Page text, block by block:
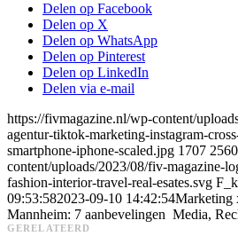
Delen op Facebook
Delen op X
Delen op WhatsApp
Delen op Pinterest
Delen op LinkedIn
Delen via e-mail
https://fivmagazine.nl/wp-content/
agentur-tiktok-marketing-instagram-
smartphone-iphone-scaled.jpg 1707 2560
content/uploads/2023/08/fiv-magazine-
fashion-interior-travel-real-esates.svg
09:53:582023-09-10 14:42:54Marketing
Mannheim: 7 aanbevelingen ️ Media,
GERELATEERD